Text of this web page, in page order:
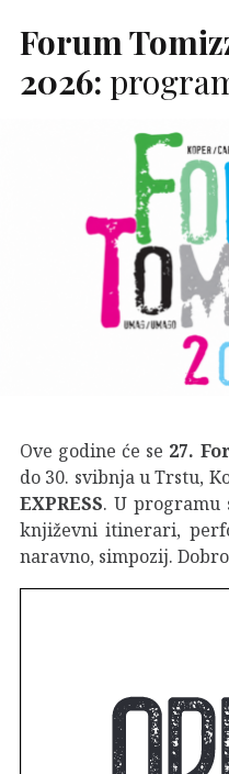
Forum
2026:
Ove godine će se 27.
do 30. svibnja u Trstu,
EXPRESS. U programu
književni itinerari,
naravno, simpozij.